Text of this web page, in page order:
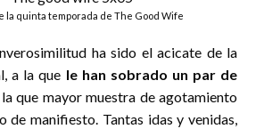
la quinta temporada de The Good Wife
ha sido el acicate de la
a la que le han sobrado un par de
que mayor muestra de agotamiento
de manifiesto. Tantas idas y venidas,